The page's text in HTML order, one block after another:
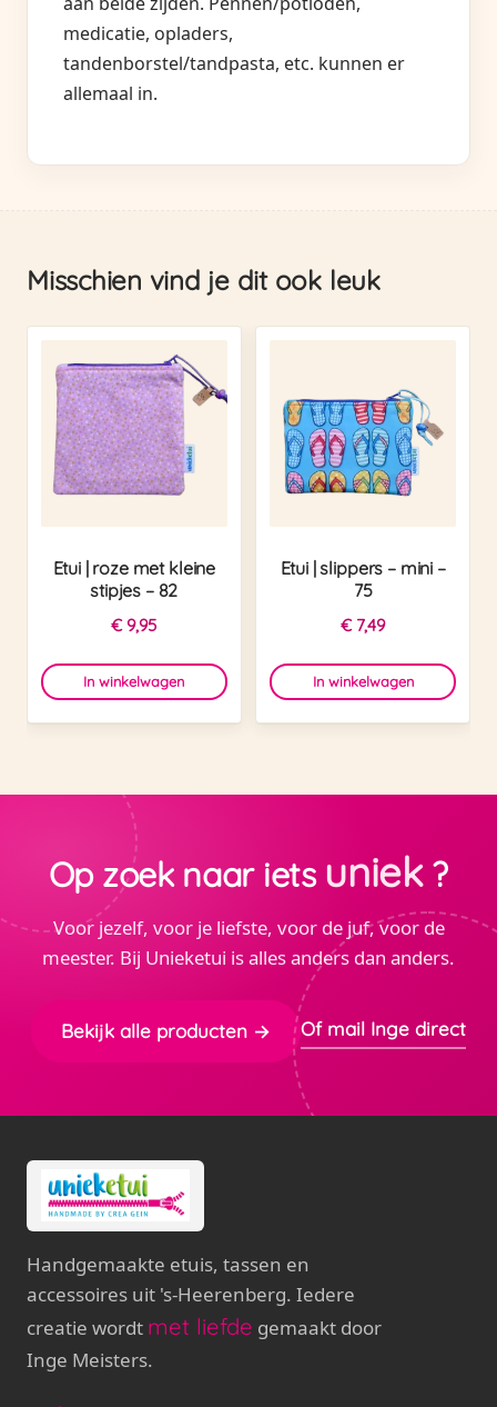
medicatie, opladers,
tandenborstel/tandpasta, etc. kunnen er
allemaal in.
Misschien vind je dit ook leuk
Etui | roze met kleine
stipjes – 82
€9,95
In winkelwagen
Etui | slippers – mini –
75
€7,49
In winkelwagen
Op zoek naar iets uniek?
Voor jezelf, voor je liefste, voor de juf, voor de
meester. Bij Unieketui is alles anders dan anders.
Bekijk alle producten → Of mail Inge direct
Handgemaakte etuis, tassen en
accessoires uit 's-Heerenberg. Iedere
creatie wordt met liefde gemaakt door
Inge Meisters.